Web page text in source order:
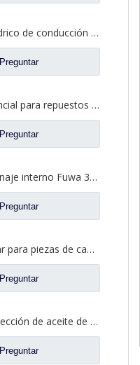
Engranaje cilíndrico de conducción para piezas de camión Fuwa CD0043M0-9
Preguntar
Carcasa diferencial para repuestos de camión Ford con eje Fuwa 2SAY0001A1-1
Preguntar
Anillo de engranaje interno Fuwa 330 para Ford Truck Fuwa Axle Truck Repuestos CJ0040M0-2
Preguntar
Rueda Sun Gear para piezas de camión Fuwa DN0040M0-7
Preguntar
Cubierta de colección de aceite de caja diferencial para piezas de camión Fuhua BN0401S0-2
Preguntar